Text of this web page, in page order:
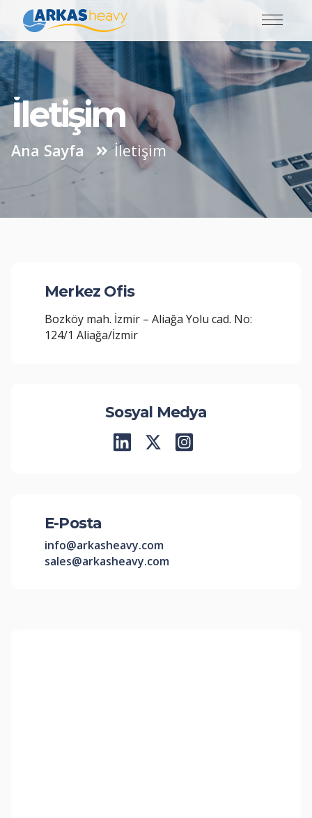
İletişim
Ana Sayfa İletişim
Merkez Ofis
Bozköy mah. İzmir – Aliağa Yolu cad. No:
124/1 Aliağa/İzmir
Sosyal Medya
E-Posta
info@arkasheavy.com
sales@arkasheavy.com